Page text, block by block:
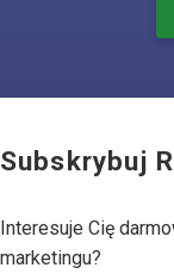
Subskrybuj
Interesuje Cię
marketingu?